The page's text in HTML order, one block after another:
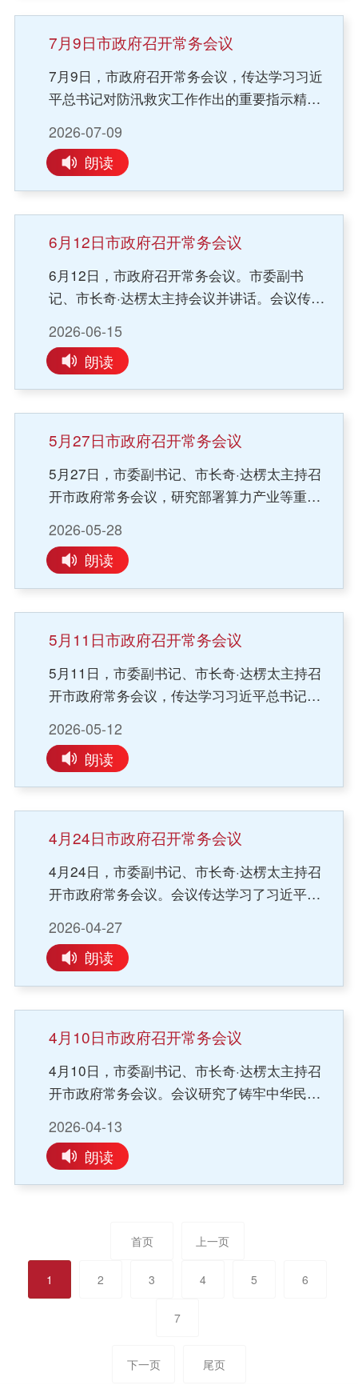
年经济社会持续健康发展的关键支撑。各地各
部门要进一步提高重视程度，切实增强责任感
紧迫感，积极主动研究解决工作中的实际困难
和问题，严格按照年初既定的任务清单、责任
清单和进度时序，不折不扣、保质保量推动各
项任务落实到位。要攻坚难点重点，靶向施
策，补齐工作短板，确保各项指标稳中有进、
全面达标。要紧盯年初确定的22项民生实事，
常态化开展督导调度，定期核查推进进度，切
实把民生实事办好。要强化责任担当，突出实
干导向，压实责任链条，严格督导问效，确保
了《通辽市住宅小区物业服务质量提升三年行
动方案（2026—2028年）》，强调要抓好方
案落实落地，充分发挥党建引领作用，加强红
色物业建设，积极借鉴先进地区经验做法，凝
聚工作合力，全面推动物业服务规范化、精细
化、便民化发展，不断改善小区居住环境、提
升群众居住品质。会议还研究了其他事项。
7月9日市政府召开常务会议
7月9日，市政府召开常务会议，传达学习习近
平总书记对防汛救灾工作作出的重要指示精
彻落实工作。市委副书记、市长奇·达楞太主持
会议并讲话。会议强调，各地区各部门要全面
贯彻落实上级部署要求，充分考虑汛期形势的
复杂性多变性，强化风险意识、树牢底线思
维，扎实做好防汛救灾各项工作，切实维护人
民群众生命财产安全。要加强指挥调度，健全
常态化会商研判、动态指挥调度、“平战结
合”等工作机制，快速高效处置各类汛情险情。
要强化应急准备，进一步完善应急预案，加强
物资储备、应急队伍、机械设备等关键保障，
全面提升基层应急处置能力。要精准预警预
报，密切监测雨情水情，确保预警信息第一时
间点对点直达基层、到户到人，必要时果断转
移安置受威胁群众，最大限度减少人员伤亡。
守、请销假等制度，确保防汛救灾各项工作政
令畅通、落实有力。会议还研究了其他事项。
2026-07-09
朗读
6月12日市政府召开常务会议
6月12日，市政府召开常务会议。市委副书
记、市长奇·达楞太主持会议并讲话。会议传达
情况汇报。会议强调，信访工作是送上门的群
众工作，事关群众切身利益与社会和谐稳定，
各地区各部门要提高思想认识，以更高站位扛
牢信访工作的政治责任，坚决守住安全稳定底
线；要突出重点攻坚，拿出务实管用举措，以
更大力度扭转工作被动局面，全力实现“两下降
一提升”目标；要拧紧责任链条，以更硬作风提
升信访工作法治化质效。会议研究审议了《通
辽市低空经济高质量发展行动方案》，强调发
展低空经济是培育新的经济增长点、推动产业
转型升级的重要抓手，各地区各部门要健全统
筹协调机制，凝聚工作合力、分步有序推进，
确保各项任务落地见效；要提升安全监管能
力，充分利用智慧化管理手段，落实常态化监
景，推动低空经济与农牧、能源、文旅、应
急、气象等领域深度融合，谋划实施一批支撑
性、前瞻性项目；要加大招商引资力度，积极
引进各类市场主体，持续壮大产业规模，全力
推动全市低空经济高质量发展。会议还研究了
其他事项。
2026-06-15
朗读
5月27日市政府召开常务会议
5月27日，市委副书记、市长奇·达楞太主持召
开市政府常务会议，研究部署算力产业等重点
间重点培育的新兴产业。要牢牢把握算力产业
发展的战略机遇，统筹推进配电网建设、网络
搭建、新能源储能与算力项目落地，不断夯实
算力产业发展基础。要立足资源禀赋和产业基
础，充分发挥区位与政策优势，深化与行业龙
头企业对接合作，加强土地供给、用能指标等
全方位配套保障，积极构建互利共赢发展格
局，全力打造通辽智算产业集群，共建算电协
同、自主可控的新一代算力产业高地。会议强
调，要充分发挥我市农牧业资源优势，健全完
善肉牛种业、水产业、碳汇经济等农牧业重点
领域专项发展规划，筑强产业发展根基；市属
国有企业要主动担当、积极作为，在聚力打造
现代农牧业强市进程中发挥引领作用、赋能产
的规范管理，建立常态化审核机制，严把合法
性审查“关口”，持续关注国家、自治区法律法
规和政策调整，及时按程序予以修改、废止和
宣布失效，推动政府决策和管理更加科学规
范。会议还研究了其他事项。
2026-05-28
朗读
5月11日市政府召开常务会议
5月11日，市委副书记、市长奇·达楞太主持召
开市政府常务会议，传达学习习近平总书记在
重要讲话精神，以及对湖南长沙浏阳市一烟花
厂爆炸事故作出的重要指示精神，安排部署安
全生产、防汛抗旱、提振消费等工作。会议强
调，要坚决扛起安全生产政治责任，深刻汲取
事故教训，以“时时放心不下”的责任感，把安
全生产各项工作抓实抓细抓到位。要扎实推进
安全生产治本攻坚三年行动和自治区大督查大
检查反馈问题整改，聚焦烟花爆竹、道路交
通、建筑施工等重点领域，深入开展隐患排查
整治，做到问题见底、整改彻底。要构建闭环
管控体系，坚持刚性执法问责，营造齐抓共
管、协同共治的良好氛围。会议要求，要扎实
做好防汛抗旱各项工作，加快项目建设进度，
补齐设施短板，健全灾害防控体系，完善应急
线，全力保障人民群众生命财产安全。会议要
求，要把促消费、稳增长摆在重要位置，通过
强化政策引领、创新消费场景、优化消费体
验、丰富消费供给等多方面务实举措，进一步
激发市场消费的新活力，为我市经济发展注入
强劲动力。会议还研究了其他事项。
2026-05-12
朗读
4月24日市政府召开常务会议
4月24日，市委副书记、市长奇·达楞太主持召
开市政府常务会议。会议传达学习了习近平总
生产相关法律法规及自治区领导有关批示精
神，审议了《通辽市安全生产委员会2026年工
作要点》，听取自治区安全生产大检查反馈问
题整改情况汇报。会议强调，要深刻领会习近
平总书记关于安全生产重要论述的核心要义，
坚决把思想和行动统一到党中央、国务院决策
部署及自治区工作要求上来，以“时时放心不
下”的责任感抓好安全生产工作；要常态化开展
形势分析、问题查摆和整改攻坚，分行业分领
域开展培训教育与警示教育，加大重点问题挂
牌督办力度，严格落实约谈通报制度，压紧压
实行业监管责任，持续完善基础设施与制度机
有关事宜。会议强调，要紧盯时间节点，压实
各方责任，加快在建项目进度，做好有关项目
变更、决算、验收各环节工作，持续提升工程
质量。要全力配合审计工作，对发现的问题做
和考验；要系统梳理工程治理成果和典型经
2026-04-27
朗读
4月10日市政府召开常务会议
4月10日，市委副书记、市长奇·达楞太主持召
开市政府常务会议。会议研究了铸牢中华民族
进步示范市工作情况汇报，强调全市各部门要
提高政治站位，紧扣主线要求，全方位铸牢中
华民族共同体意识，坚持把主线要求贯穿经济
线、维护公平正义，推动各项工作有形有感有
效；要紧盯重点任务、补齐短板弱项，扎实推
进民族团结进步示范市创建工作；要以主题活
动带动创建、以典型引领提升，加大宣传引导
事，防范化解各领域风险隐患，以实干实效赢
2026-04-13
朗读
首页 上一页
1 2 3 4 5 6
7
下一页 尾页